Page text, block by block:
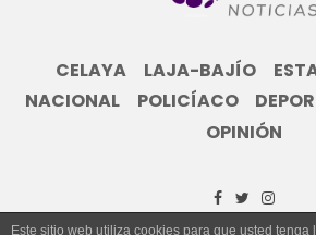
CELAYA LAJA-BAJÍO
NACIONAL
POLICÍACO
OPINIÓN
Este sitio web utiliza cookies para que usted tenga